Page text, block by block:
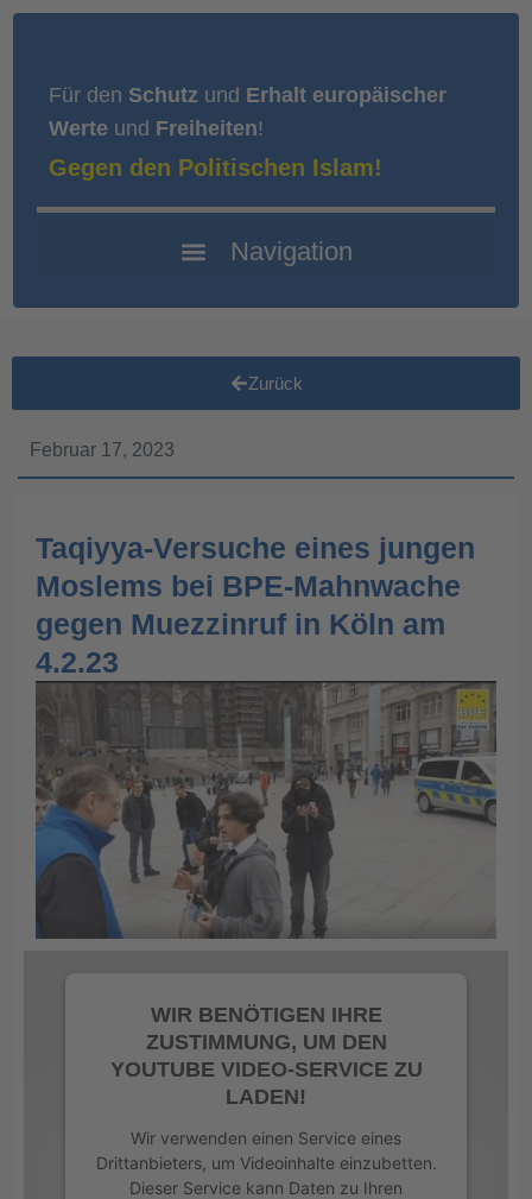
Für den Schutz und Erhalt europäischer
Werte und Freiheiten!
Gegen den Politischen Islam!
Zurück
Februar 17, 2023
Taqiyya-Versuche eines jungen
Moslems bei BPE-Mahnwache
gegen Muezzinruf in Köln am
4.2.23
WIR BENÖTIGEN IHRE
ZUSTIMMUNG, UM DEN
YOUTUBE VIDEO-SERVICE ZU
LADEN!
Wir verwenden einen Service eines
Drittanbieters, um Videoinhalte einzubetten.
Dieser Service kann Daten zu Ihren